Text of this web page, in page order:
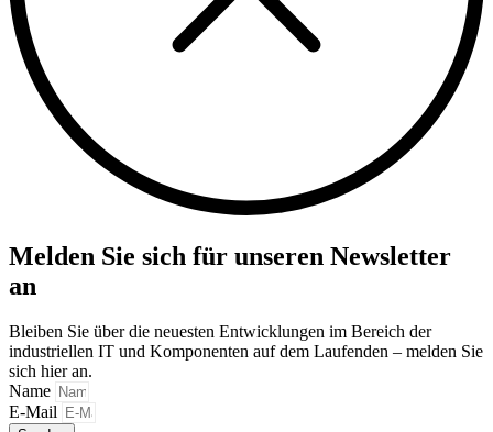
Melden Sie sich für unseren Newsletter
an
Bleiben Sie über die neuesten Entwicklungen im Bereich der
industriellen IT und Komponenten auf dem Laufenden – melden Sie
sich hier an.
Name
E-Mail